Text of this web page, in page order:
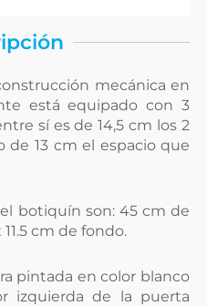
mecánica en
está equipado con 3
sí es de 14,5 cm los 2
de 13 cm el espacio que
botiquín son: 45 cm de
cm de fondo.
pintada en color blanco
izquierda de la puerta